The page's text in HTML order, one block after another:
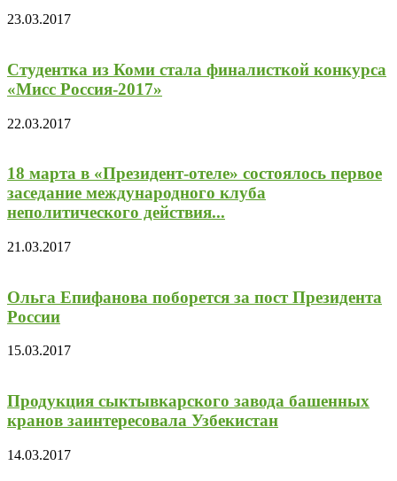
23.03.2017
Студентка из Коми стала финалисткой конкурса
«Мисс Россия-2017»
22.03.2017
18 марта в «Президент-отеле» состоялось первое
заседание международного клуба
неполитического действия...
21.03.2017
Ольга Епифанова поборется за пост Президента
России
15.03.2017
Продукция сыктывкарского завода башенных
кранов заинтересовала Узбекистан
14.03.2017